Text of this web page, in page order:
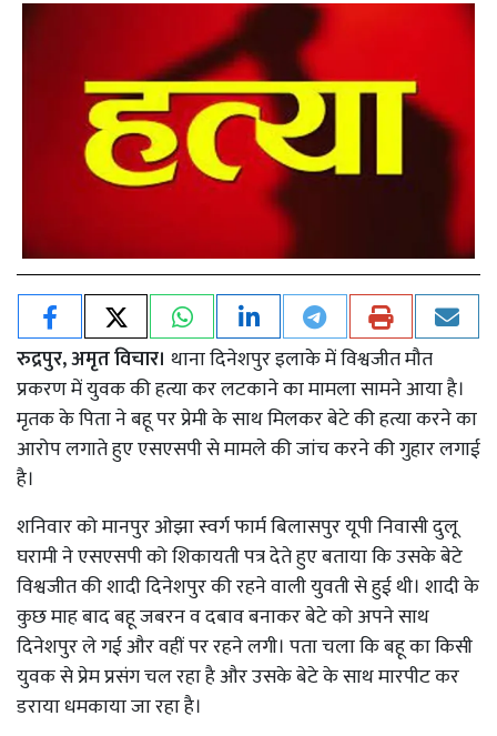
रुद्रपुर, अमृत विचार। थाना दिनेशपुर इलाके में विश्वजीत मौत
प्रकरण में युवक की हत्या कर लटकाने का मामला सामने आया है।
मृतक के पिता ने बहू पर प्रेमी के साथ मिलकर बेटे की हत्या करने का
आरोप लगाते हुए एसएसपी से मामले की जांच करने की गुहार लगाई
है।
शनिवार को मानपुर ओझा स्वर्ग फार्म बिलासपुर यूपी निवासी दुलू
घरामी ने एसएसपी को शिकायती पत्र देते हुए बताया कि उसके बेटे
विश्वजीत की शादी दिनेशपुर की रहने वाली युवती से हुई थी। शादी के
कुछ माह बाद बहू जबरन व दबाव बनाकर बेटे को अपने साथ
दिनेशपुर ले गई और वहीं पर रहने लगी। पता चला कि बहू का किसी
युवक से प्रेम प्रसंग चल रहा है और उसके बेटे के साथ मारपीट कर
डराया धमकाया जा रहा है।